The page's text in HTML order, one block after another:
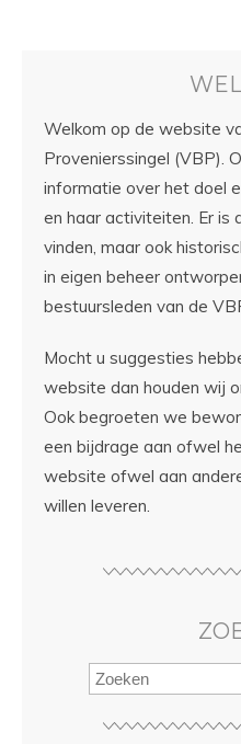
Welkom op de website
Provenierssingel (VBP).
informatie over het doel
en haar activiteiten. Er is
vinden, maar ook
in eigen beheer
bestuursleden van de
Mocht u suggesties
website dan houden wij
Ook begroeten we
een bijdrage aan ofwel
website ofwel aan
willen leveren.